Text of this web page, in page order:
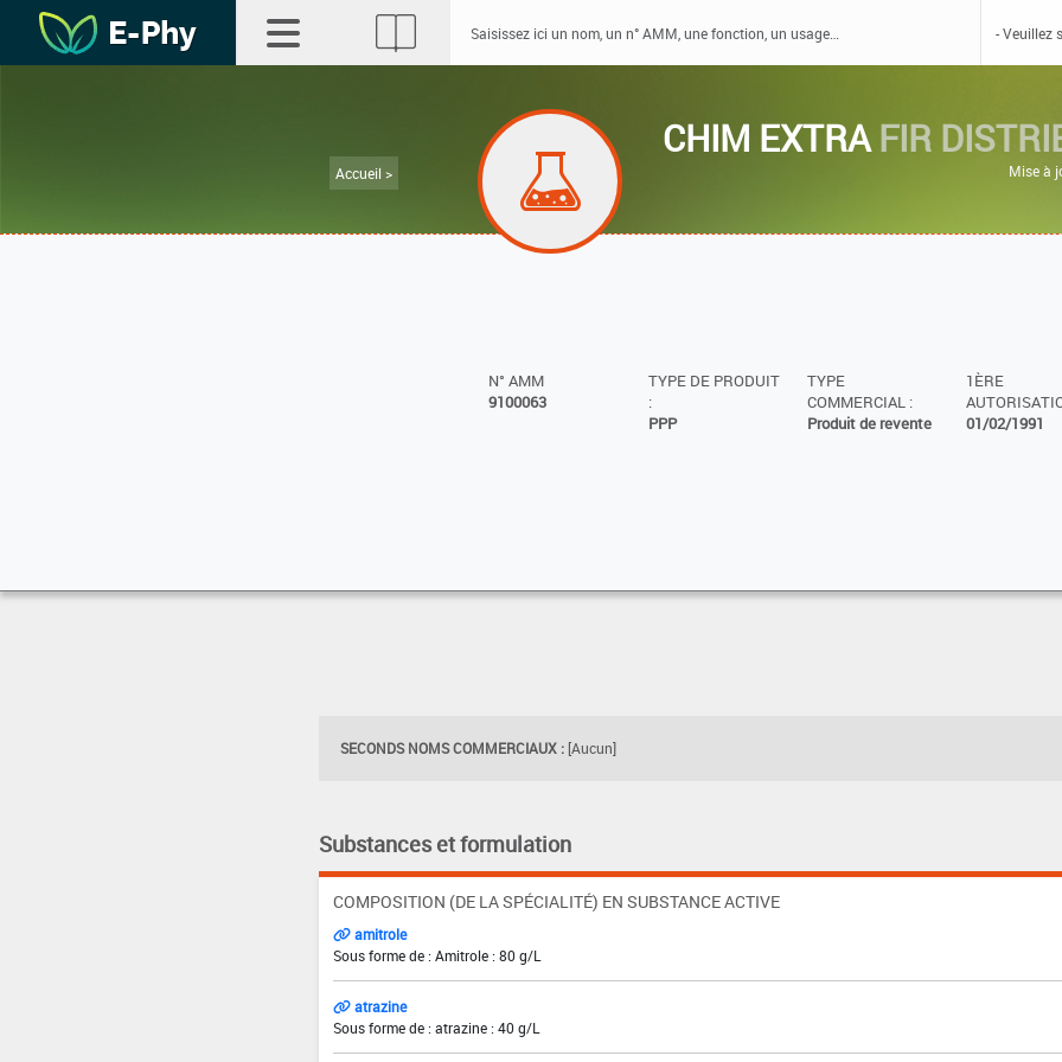
Accueil >
CHIM EXTRAFIR
Mise à
N° AMM
9100063
TYPE DE PRODUIT
:
PPP
TYPE
COMMERCIAL :
Produit de revente
1ÈRE
01/02/1991
SECONDS NOMS COMMERCIAUX : [Aucun]
Substances et formulation
COMPOSITION (DE LA SPÉCIALITÉ) EN SUBSTANCE ACTIVE
amitrole
Sous forme de : Amitrole : 80 g/L
atrazine
Sous forme de : atrazine : 40 g/L